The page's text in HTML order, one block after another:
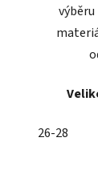
26-28